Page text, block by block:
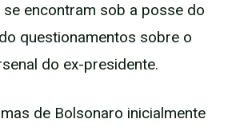
se encontram sob a posse do
questionamentos sobre o
do ex-presidente.
de Bolsonaro inicialmente